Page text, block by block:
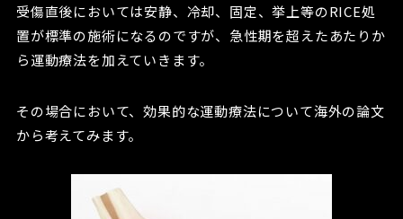
受傷直後においては安静、冷却、固定、挙上等のRICE処
置が標準の施術になるのですが、急性期を超えたあたりか
ら運動療法を加えていきます。
その場合において、効果的な運動療法について海外の論文
から考えてみます。